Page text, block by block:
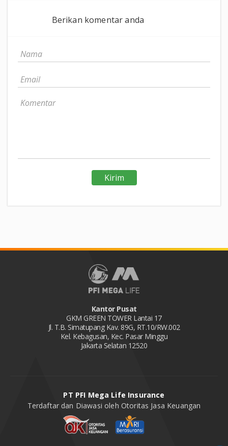
Berikan komentar anda
Kantor Pusat
GKM GREEN TOWER Lantai 17
Jl. T.B. Simatupang Kav. 89G, RT.10/RW.002
Kel. Kebagusan, Kec. Pasar Minggu
Jakarta Selatan 12520
PT PFI Mega Life Insurance
Terdaftar dan Diawasi oleh Otoritas Jasa Keuangan